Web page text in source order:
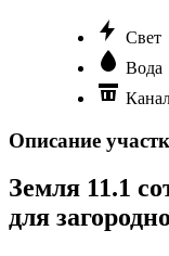
Свет
Вода
Описание
Земля 11.1
для